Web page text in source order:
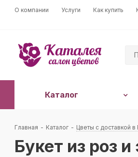
О компании Услуги Как купить
Каталог
Главная - Каталог - Цветы с доставкой
Букет из роз